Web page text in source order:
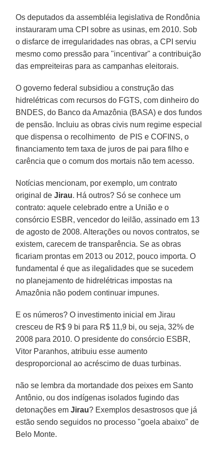
Os deputados da assembléia legislativa de Rondônia
instauraram uma CPI sobre as usinas, em 2010. Sob
o disfarce de irregularidades nas obras, a CPI serviu
mesmo como pressão para "incentivar" a contribuição
das empreiteiras para as campanhas eleitorais.
O governo federal subsidiou a construção das
hidrelétricas com recursos do FGTS, com dinheiro do
BNDES, do Banco da Amazônia (BASA) e dos fundos
de pensão. Incluiu as obras civis num regime especial
que dispensa o recolhimento de PIS e COFINS, o
financiamento tem taxa de juros de pai para filho e
carência que o comum dos mortais não tem acesso.
Notícias mencionam, por exemplo, um contrato
original deJirau. Há outros? Só se conhece um
contrato: aquele celebrado entre a União e o
consórcio ESBR, vencedor do leilão, assinado em 13
de agosto de 2008. Alterações ou novos contratos, se
existem, carecem de transparência. Se as obras
ficariam prontas em 2013 ou 2012, pouco importa. O
fundamental é que as ilegalidades que se sucedem
no planejamento de hidrelétricas impostas na
Amazônia não podem continuar impunes.
E os números? O investimento inicial em Jirau
cresceu de R$ 9 bi para R$ 11,9 bi, ou seja, 32% de
2008 para 2010. O presidente do consórcio ESBR,
Vitor Paranhos, atribuiu esse aumento
desproporcional ao acréscimo de duas turbinas.
não se lembra da mortandade dos peixes em Santo
Antônio, ou dos indígenas isolados fugindo das
detonações emJirau? Exemplos desastrosos que já
estão sendo seguidos no processo "goela abaixo" de
Belo Monte.